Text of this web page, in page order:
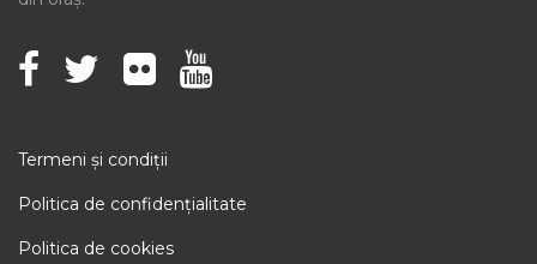
Termeni şi condiţii
Politica de confidenţialitate
Politica de cookies